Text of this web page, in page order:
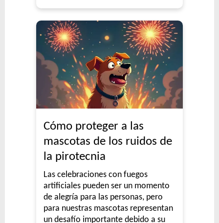
Cómo proteger a las
mascotas de los ruidos de
la pirotecnia
Las celebraciones con fuegos
artificiales pueden ser un momento
de alegría para las personas, pero
para nuestras mascotas representan
un desafío importante debido a su